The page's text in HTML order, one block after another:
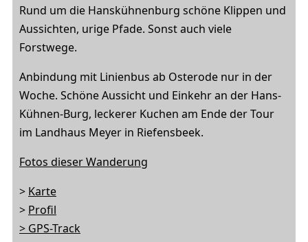
Rund um die Hanskühnenburg schöne Klippen und
Aussichten, urige Pfade. Sonst auch viele
Forstwege.
Anbindung mit Linienbus ab Osterode nur in der
Woche. Schöne Aussicht und Einkehr an der Hans-
Kühnen-Burg, leckerer Kuchen am Ende der Tour
im Landhaus Meyer in Riefensbeek.
Fotos dieser Wanderung
> Karte
> Profil
> GPS-Track